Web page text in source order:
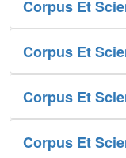
Corpus Et
Corpus Et
Corpus Et
Corpus Et